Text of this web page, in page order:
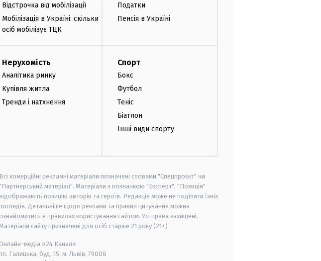
Відстрочка від мобілізації
Мобілізація в Україні: скільки
осіб мобілізує ТЦК
Податки
Пенсія в Україні
Нерухомість
Аналітика ринку
Купівля житла
Тренди і натхнення
Спорт
Бокс
Футбол
Теніс
Біатлон
Інші види спорту
Всі комерційні рекламні матеріали позначені словами "Спецпроєкт" чи
матеріал". Матеріали з позначкою "Експерт", "Позиція"
позицію авторів та героїв. Редакція може не поділяти їхніх
Детальніше щодо реклами та правил цитування можна
ознайомитись в правилах користування сайтом. Усі права захищені.
сайту призначені для осіб старше 21 року (21+)
Онлайн-медіа «24 Канал»
Галицька, буд. 15, м. Львів, 79008